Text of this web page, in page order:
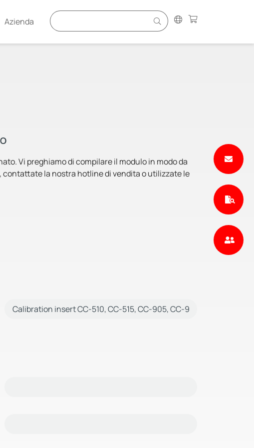
Azienda
Vi preghiamo di compilare il modulo in modo da
contattate la nostra hotline di vendita o utilizzate le